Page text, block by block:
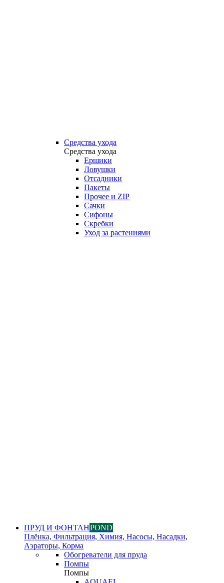
Средства ухода
Средства ухода
Ершики
Ловушки
Отсадники
Пакеты
Прочее и ZIP
Сачки
Сифоны
Скребки
Уход за растениями
ПРУД И ФОНТАНPOND
Плёнка, Фильтрация, Химия, Насосы, Насадки,
Аэраторы, Корма
Обогреватели для пруда
Помпы
Помпы